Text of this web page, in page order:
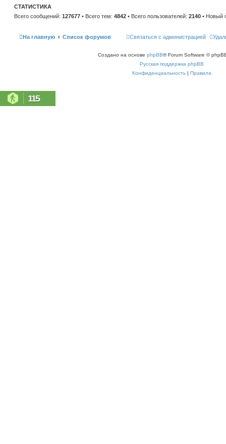
ю
у
о
е
СТАТИСТИКА
Всего сообщений: 127677 • Всего тем: 4842 • Всего пользователей: 2140 • Новый
На главную Список форумов Связаться с администрацией
Создано на основе phpBB® Forum Software ©
Русская поддержка phpBB
Конфиденциальность | Правила
115